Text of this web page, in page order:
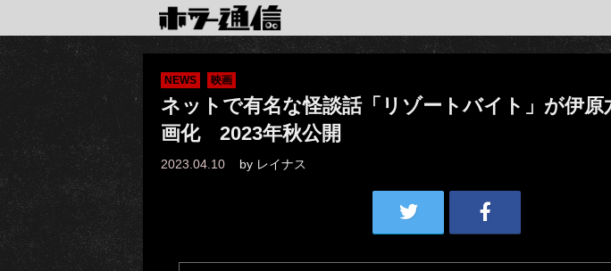
NEWS 映画
ネットで有名な怪談話「リゾートバイト」が伊原
画化 2023年秋公開
2023.04.10 by レイナス